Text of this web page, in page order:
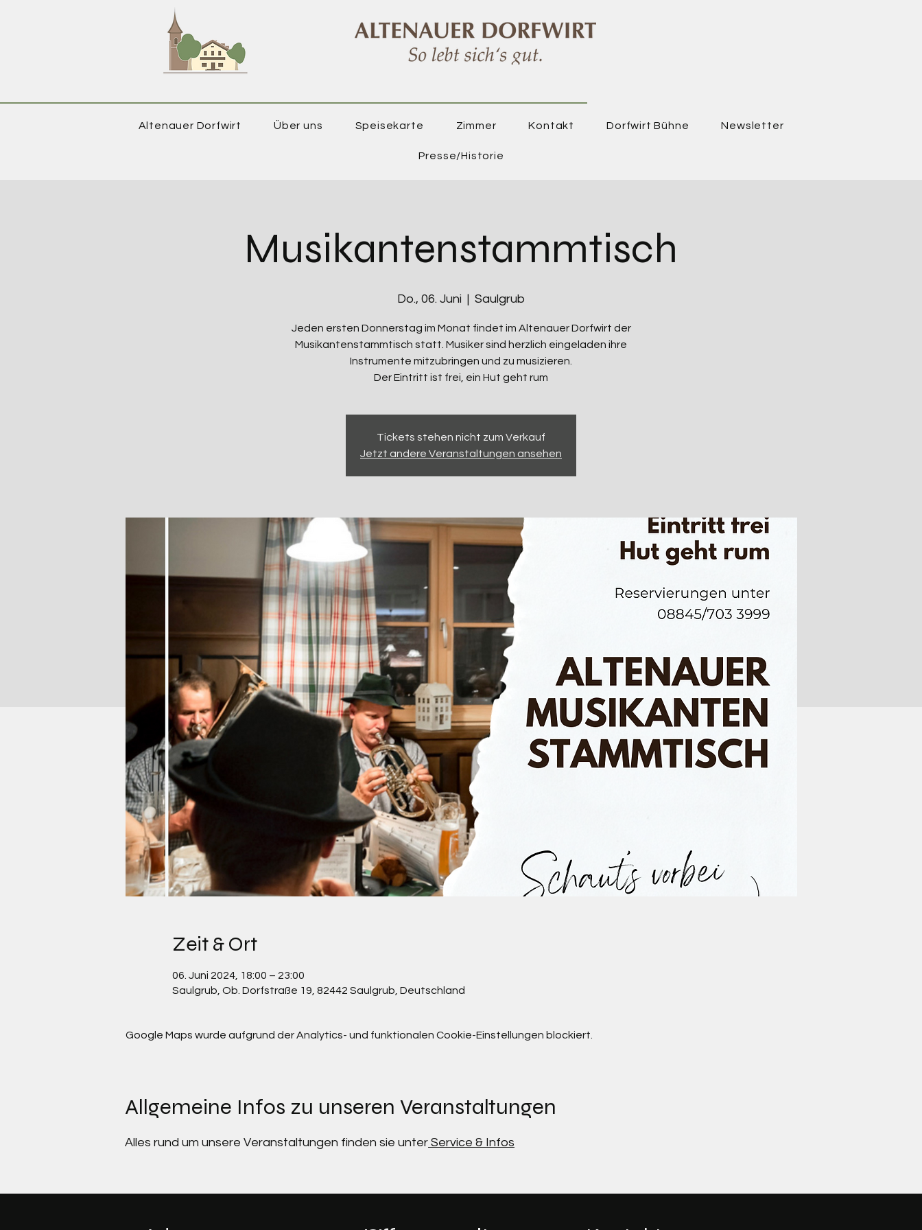
Altenauer Dorfwirt Über uns Speisekarte Zimmer Kontakt Dorfwirt Bühne Newsletter
Presse/Historie
Musikantenstammtisch
Do., 06. Juni
  |
Saulgrub
Jeden ersten Donnerstag im Monat findet im Altenauer Dorfwirt der
Musikantenstammtisch statt. Musiker sind herzlich eingeladen ihre
Instrumente mitzubringen und zu musizieren.
Der Eintritt ist frei, ein Hut geht rum
Tickets stehen nicht zum Verkauf
Jetzt andere Veranstaltungen ansehen
Zeit & Ort
06. Juni 2024, 18:00 – 23:00
Saulgrub, Ob. Dorfstraße 19, 82442 Saulgrub, Deutschland
Google Maps wurde aufgrund der Analytics- und funktionalen Cookie-Einstellungen blockiert.
Allgemeine Infos zu unseren Veranstaltungen
Alles rund um unsere Veranstaltungen finden sie unter Service & Infos